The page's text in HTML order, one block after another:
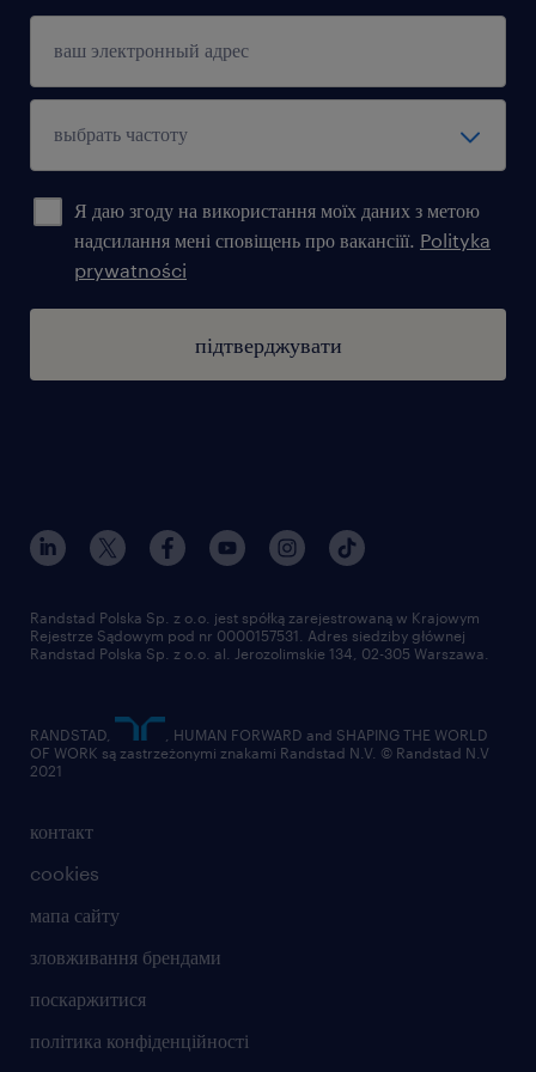
karta sportowa).
pełny etat.
Я даю згоду на використання моїх даних з метою
надсилання мені сповіщень про вакансіїї. Polityka
prywatności
підтверджувати
контакт
cookies
мапа сайту
зловживання брендами
поскаржитися
політика конфіденційності
Randstad Polska Sp. z o.o. jest spółką zarejestrowaną w Krajowym
Rejestrze Sądowym pod nr 0000157531. Adres siedziby głównej
Randstad Polska Sp. z o.o. al. Jerozolimskie 134, 02-305 Warszawa.
RANDSTAD,
, HUMAN FORWARD and SHAPING THE WORLD
OF WORK są zastrzeżonymi znakami Randstad N.V. © Randstad N.V
2021